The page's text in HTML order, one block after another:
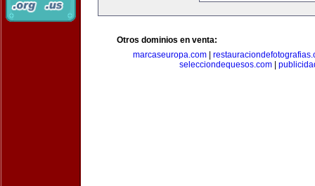
Otros dominios en venta:
marcaseuropa.com|
selecciondequesos.com|